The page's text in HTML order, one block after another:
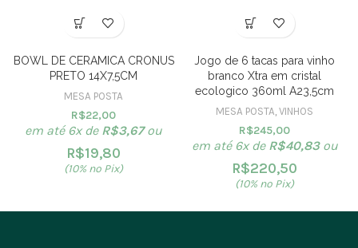
BOWL DE CERAMICA CRONUS
PRETO 14X7,5CM
MESA POSTA
R$22,00
em até 6x de R$3,67ou
R$19,80
(10% no Pix)
Jogo de 6 tacas para vinho
branco Xtra em cristal
ecologico 360ml A23,5cm
MESA POSTA VINHOS
R$245,00
em até 6x de R$40,83ou
R$220,50
(10% no Pix)